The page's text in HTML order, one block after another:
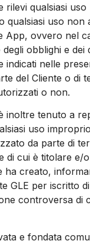
rilevi qualsiasi
qualsiasi uso non
App, ovvero nel
obblighi e dei
indicati nelle
del Cliente o di
o non.
inoltre tenuto a
uso
da parte di
di cui è titolare e/
ha creato,
GLE per iscritto
controversa di
e fondata